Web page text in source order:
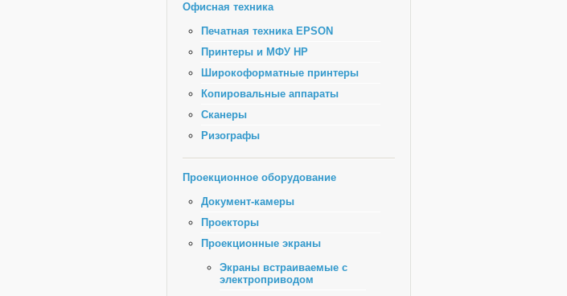
Офисная техника
Печатная техника EPSON
Принтеры и МФУ HP
Широкоформатные принтеры
Копировальные аппараты
Сканеры
Ризографы
Проекционное оборудование
Документ-камеры
Проекторы
Проекционные экраны
Экраны встраиваемые с
электроприводом